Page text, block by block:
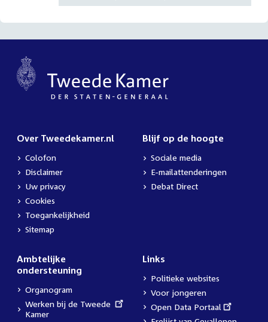
Over Tweedekamer.nl
Colofon
Disclaimer
Uw privacy
Cookies
Toegankelijkheid
Sitemap
Blijf op de hoogte
Sociale media
E-mailattenderingen
Debat Direct
Ambtelijke
ondersteuning
Organogram
External
link:
Werken bij de Tweede
Kamer
Links
Politieke websites
Voor jongeren
External
link:
Open Data Portaal